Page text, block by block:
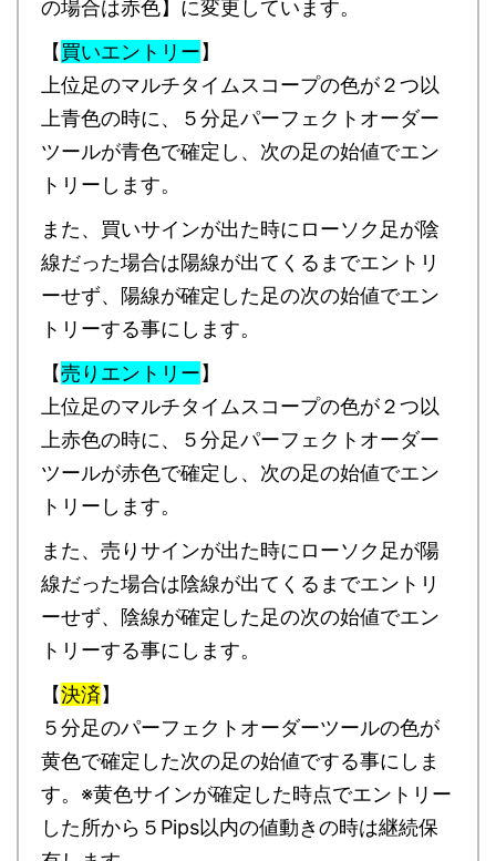
の場合は赤色】に変更しています。
【買いエントリー】
上位足のマルチタイムスコープの色が２つ以
上青色の時に、５分足パーフェクトオーダー
ツールが青色で確定し、次の足の始値でエン
トリーします。
また、買いサインが出た時にローソク足が陰
線だった場合は陽線が出てくるまでエントリ
ーせず、陽線が確定した足の次の始値でエン
トリーする事にします。
【売りエントリー】
上位足のマルチタイムスコープの色が２つ以
上赤色の時に、５分足パーフェクトオーダー
ツールが赤色で確定し、次の足の始値でエン
トリーします。
また、売りサインが出た時にローソク足が陽
線だった場合は陰線が出てくるまでエントリ
ーせず、陰線が確定した足の次の始値でエン
トリーする事にします。
【決済】
５分足のパーフェクトオーダーツールの色が
黄色で確定した次の足の始値でする事にしま
す。※黄色サインが確定した時点でエントリー
した所から５Pips以内の値動きの時は継続保